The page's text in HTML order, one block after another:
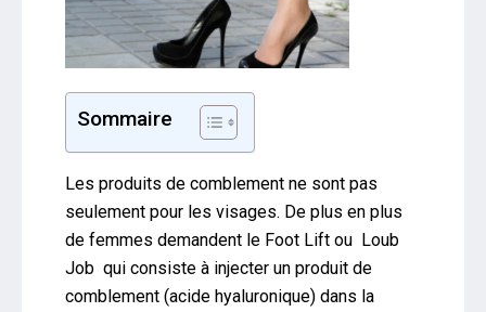
Sommaire
Les produits de comblement ne sont pas
seulement pour les visages. De plus en plus
de femmes demandent le Foot Lift ou Loub
Job qui consiste à injecter un produit de
comblement (acide hyaluronique) dans la